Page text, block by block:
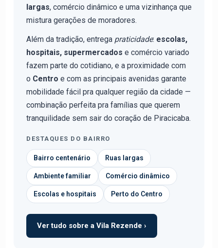
largas, comércio dinâmico e uma vizinhança que
mistura gerações de moradores.
Além da tradição, entrega praticidade: escolas,
hospitais, supermercados e comércio variado
fazem parte do cotidiano, e a proximidade com
o Centro e com as principais avenidas garante
mobilidade fácil pra qualquer região da cidade —
combinação perfeita pra famílias que querem
tranquilidade sem sair do coração de Piracicaba.
DESTAQUES DO BAIRRO
Bairro centenário Ruas largas
Ambiente familiar Comércio dinâmico
Escolas e hospitais Perto do Centro
Ver tudo sobre a Vila Rezende ›